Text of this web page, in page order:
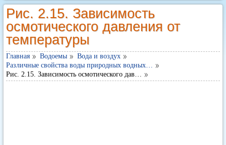
Рис. 2.15. Зависимость
осмотического давления от
температуры
Главная Водоемы
Вода и воздух
Различные свойства воды природных водных…
Рис. 2.15. Зависимость осмотического дав…